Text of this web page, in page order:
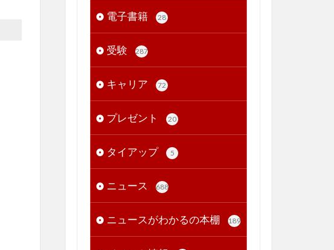
電子書籍 28
受験 287
キャリア 72
プレゼント 20
タイアップ 5
ニュース 688
ニュースがわかるの本棚 189